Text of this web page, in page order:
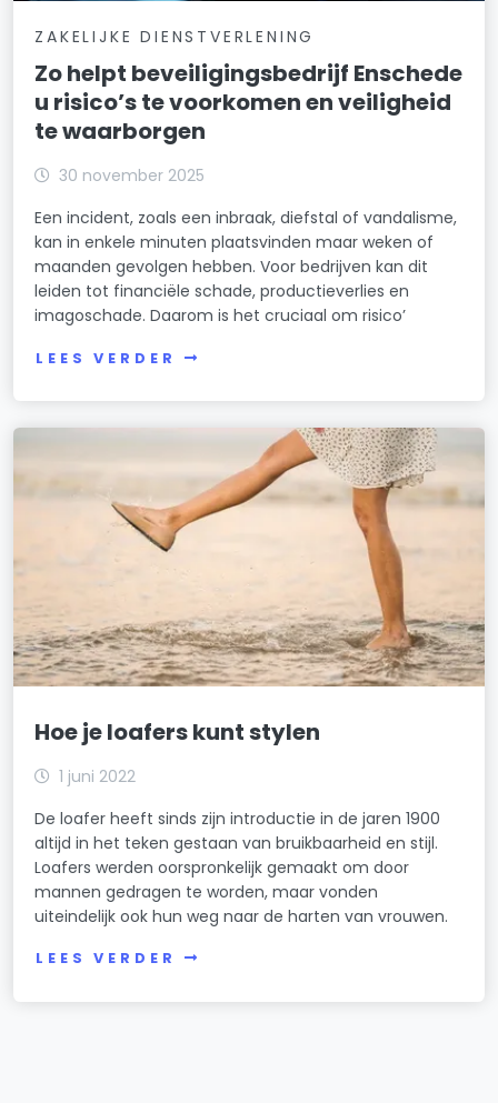
ZAKELIJKE DIENSTVERLENING
Zo helpt beveiligingsbedrijf Enschede
u risico’s te voorkomen en veiligheid
te waarborgen
30 november 2025
Een incident, zoals een inbraak, diefstal of vandalisme,
kan in enkele minuten plaatsvinden maar weken of
maanden gevolgen hebben. Voor bedrijven kan dit
leiden tot financiële schade, productieverlies en
imagoschade. Daarom is het cruciaal om risico’
LEES VERDER
Hoe je loafers kunt stylen
1 juni 2022
De loafer heeft sinds zijn introductie in de jaren 1900
altijd in het teken gestaan van bruikbaarheid en stijl.
Loafers werden oorspronkelijk gemaakt om door
mannen gedragen te worden, maar vonden
uiteindelijk ook hun weg naar de harten van vrouwen.
LEES VERDER